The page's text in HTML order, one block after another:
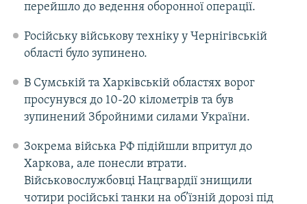
перейшло до ведення оборонної операції.
Російську військову техніку у Чернігівській
області було зупинено.
В Сумській та Харківській областях ворог
просунувся до 10-20 кілометрів та був
зупинений Збройними силами України.
Зокрема війська РФ підійшли впритул до
Харкова, але понесли втрати.
Військовослужбовці Нацгвардії знищили
чотири російські танки на об’їзній дорозі під